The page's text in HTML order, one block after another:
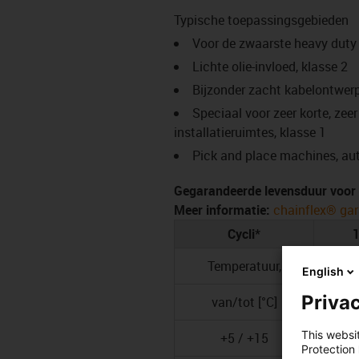
Typische toepassingsgebieden
Voor de zwaarste heavy
Lichte olie-invloed, klasse 2
Bijzonder zacht
Speciaal voor zeer korte,
installatieruimtes, klasse 1
Pick and place machines,
Gegarandeerde levensduur
Meer informatie: chainflex®
Cycli*
Temperatuur,
van/tot [°C]
+5 / +15
English
This
Protection